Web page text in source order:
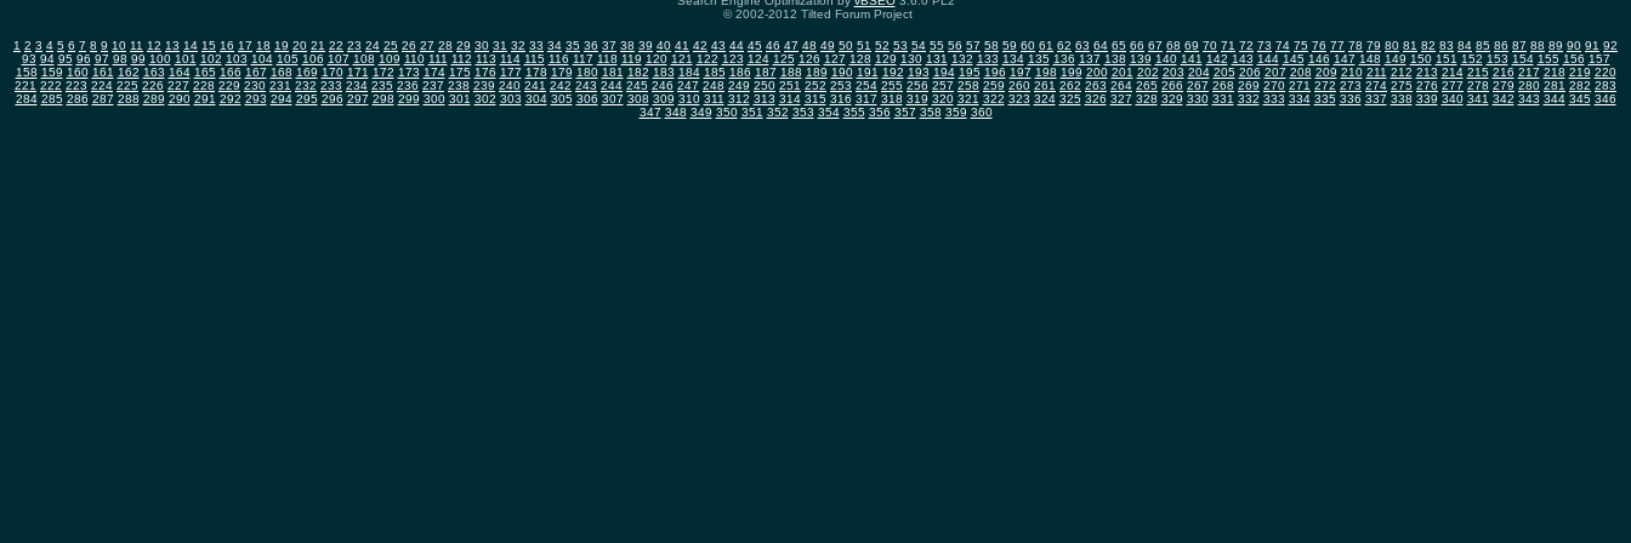
© 2002-2012 Tilted Forum Project
1 2 3 4 5 6 7 8 9 10 11 12 13 14 15 16 17 18 19 20 21 22 23 24 25 26 27 28 29 30 31 32 33 34 35 36 37 38 39 40 41 42 43 44 45 46 47 48 49 50 51 52 53 54 55 56 57 58 59 60 61 62 63 64 65 66 67 68 69 70 71 72 73 74 75 76 77 78 79 80 81 82 83 84 85 86 87 88 89 90 91 92
93 94 95 96 97 98 99 100 101 102 103 104 105 106 107 108 109 110 111 112 113 114 115 116 117 118 119 120 121 122 123 124 125 126 127 128 129 130 131 132 133 134 135 136 137 138 139 140 141 142 143 144 145 146 147 148 149 150 151 152 153 154 155 156 157
158 159 160 161 162 163 164 165 166 167 168 169 170 171 172 173 174 175 176 177 178 179 180 181 182 183 184 185 186 187 188 189 190 191 192 193 194 195 196 197 198 199 200 201 202 203 204 205 206 207 208 209 210 211 212 213 214 215 216 217 218 219 220
221 222 223 224 225 226 227 228 229 230 231 232 233 234 235 236 237 238 239 240 241 242 243 244 245 246 247 248 249 250 251 252 253 254 255 256 257 258 259 260 261 262 263 264 265 266 267 268 269 270 271 272 273 274 275 276 277 278 279 280 281 282 283
284 285 286 287 288 289 290 291 292 293 294 295 296 297 298 299 300 301 302 303 304 305 306 307 308 309 310 311 312 313 314 315 316 317 318 319 320 321 322 323 324 325 326 327 328 329 330 331 332 333 334 335 336 337 338 339 340 341 342 343 344 345 346
347 348 349 350 351 352 353 354 355 356 357 358 359 360